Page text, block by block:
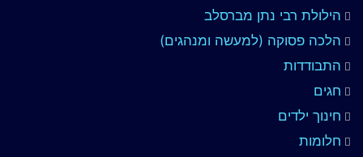
הילולת רבי נתן מברסלב
הלכה פסוקה (למעשה ומנהגים)
התבודדות
חגים
חינוך ילדים
חלומות